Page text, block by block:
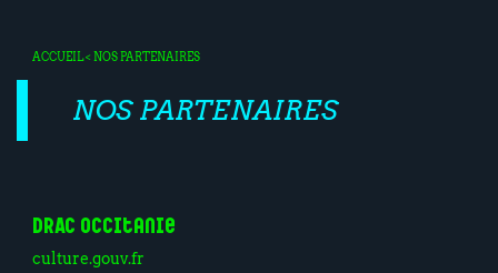
ACCUEIL< NOS PARTENAIRES
NOS PARTENAIRES
DRAC Occitanie
culture.gouv.fr